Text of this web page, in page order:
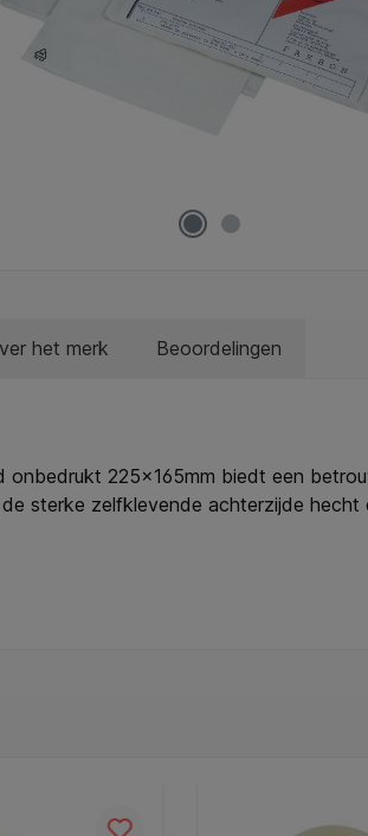
het merk Beoordelingen
onbedrukt 225x165mm biedt een
sterke zelfklevende achterzijde
Kenmerken: * Type: